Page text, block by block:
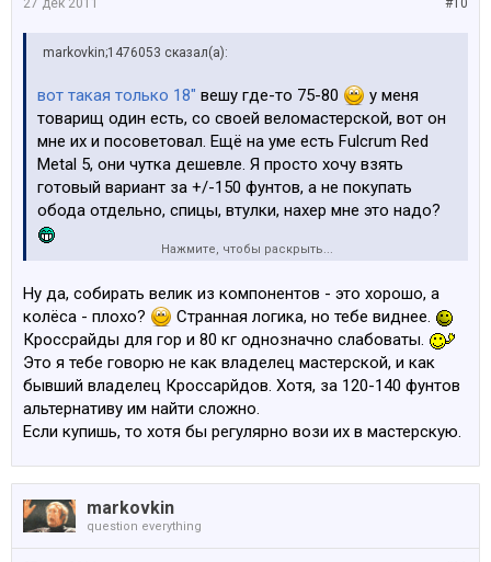
#10
27 дек 2011
markovkin;1476053 сказал(а):
вот такая только 18" вешу где-то 75-80
у меня
товарищ один есть, со своей веломастерской, вот он
мне их и посоветовал. Ещё на уме есть Fulcrum Red
Metal 5, они чутка дешевле. Я просто хочу взять
готовый вариант за +/-150 фунтов, а не покупать
обода отдельно, спицы, втулки, нахер мне это надо?
неделю
(с учётом выходных)
Нажмите, чтобы раскрыть...
Ну да, собирать велик из компонентов - это хорошо, а
колёса - плохо?
Странная логика, но тебе виднее.
Кроссрайды для гор и 80 кг однозначно слабоваты.
Это я тебе говорю не как владелец мастерской, и как
бывший владелец Кроссарйдов. Хотя, за 120-140 фунтов
альтернативу им найти сложно.
Если купишь, то хотя бы регулярно вози их в мастерскую.
markovkin
question everything